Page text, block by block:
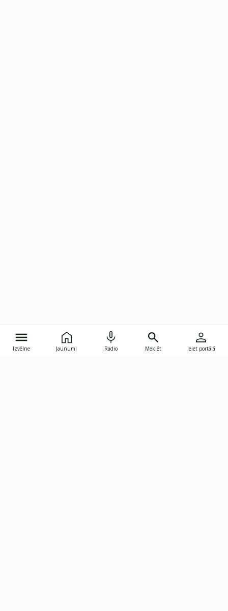
Izvēlne Jaunumi Radio Meklēt Ieiet portālā